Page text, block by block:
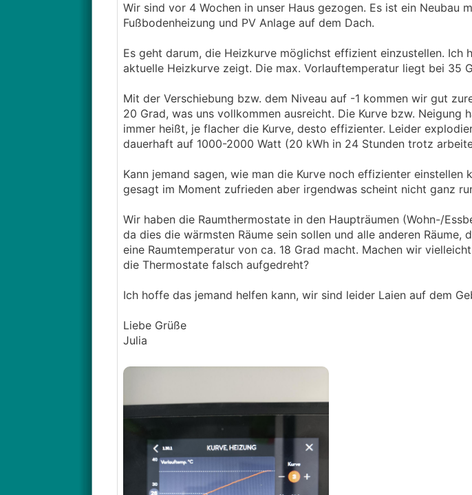
Wir sind vor 4 Wochen in unser Haus gezogen. Es ist ein Neubau
Fußbodenheizung und PV Anlage auf dem Dach.
Es geht darum, die Heizkurve möglichst effizient einzustellen. Ich
aktuelle Heizkurve zeigt. Die max. Vorlauftemperatur liegt bei 35
Mit der Verschiebung bzw. dem Niveau auf -1 kommen wir gut
20 Grad, was uns vollkommen ausreicht. Die Kurve bzw.
immer heißt, je flacher die Kurve, desto effizienter. Leider
dauerhaft auf 1000-2000 Watt (20 kWh in 24 Stunden trotz
Kann jemand sagen, wie man die Kurve noch effizienter einstellen
gesagt im Moment zufrieden aber irgendwas scheint nicht ganz
Wir haben die Raumthermostate in den Haupträumen (Wohn-/
da dies die wärmsten Räume sein sollen und alle anderen
eine Raumtemperatur von ca. 18 Grad macht. Machen wir
die Thermostate falsch aufgedreht?
Ich hoffe das jemand helfen kann, wir sind leider Laien auf dem
Liebe Grüße
Julia